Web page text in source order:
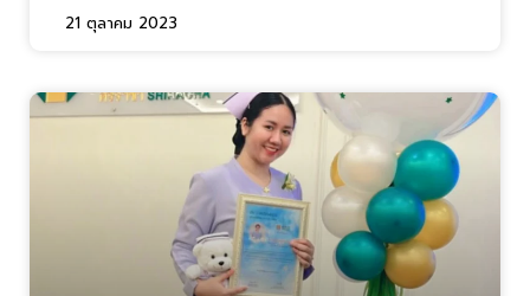
21 ตุลาคม 2023